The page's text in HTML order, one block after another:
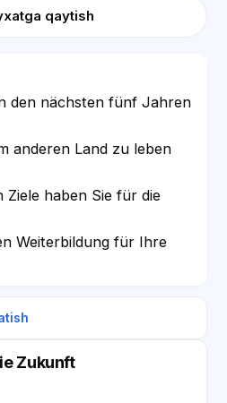
qaytish
den nächsten fünf Jahren
anderen Land zu leben
Ziele haben Sie für die
Weiterbildung für Ihre
Zukunft